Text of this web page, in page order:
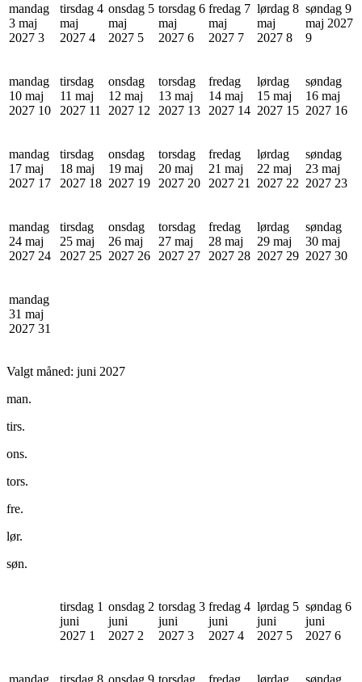
mandag
3 maj
2027 3
tirsdag 4
maj
2027 4
onsdag 5
maj
2027 5
torsdag 6
maj
2027 6
fredag 7
maj
2027 7
lørdag 8
maj
2027 8
søndag 9
maj 2027
9
mandag
10 maj
2027 10
tirsdag
11 maj
2027 11
onsdag
12 maj
2027 12
torsdag
13 maj
2027 13
fredag
14 maj
2027 14
lørdag
15 maj
2027 15
søndag
16 maj
2027 16
mandag
17 maj
2027 17
tirsdag
18 maj
2027 18
onsdag
19 maj
2027 19
torsdag
20 maj
2027 20
fredag
21 maj
2027 21
lørdag
22 maj
2027 22
søndag
23 maj
2027 23
mandag
24 maj
2027 24
tirsdag
25 maj
2027 25
onsdag
26 maj
2027 26
torsdag
27 maj
2027 27
fredag
28 maj
2027 28
lørdag
29 maj
2027 29
søndag
30 maj
2027 30
mandag
31 maj
2027 31
Valgt måned: juni 2027
man.
tirs.
ons.
tors.
fre.
lør.
søn.
tirsdag 1
juni
2027 1
onsdag 2
juni
2027 2
torsdag 3
juni
2027 3
fredag 4
juni
2027 4
lørdag 5
juni
2027 5
søndag 6
juni
2027 6
mandag
tirsdag 8 onsdag 9 torsdag
fredag
lørdag
søndag